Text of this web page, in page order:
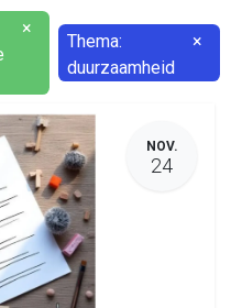
×
Thema:
duurzaamheid
×
NOV.
24